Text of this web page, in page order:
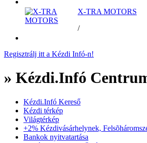
X-TRA MOTORS
/
Regisztrálj itt a Kézdi Infó-n!
» Kézdi.Infó
Kézdi.Infó Kereső
Kézdi térkép
Világtérkép
+2% Kézdivásárhelynek,
Bankok nyitvatartása